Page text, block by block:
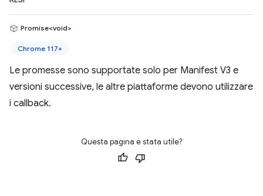
Promise<void>
Chrome 117+
Le promesse sono supportate solo per Manifest V3 e
versioni successive, le altre piattaforme devono utilizzare
i callback.
Questa pagina è stata utile?